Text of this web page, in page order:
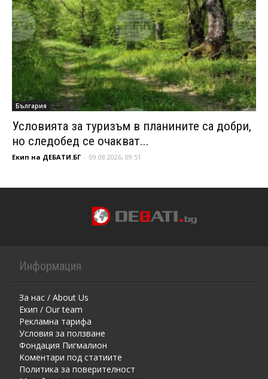
България
Условията за туризъм в планините са добри,
но следобед се очакват...
Екип на ДЕБАТИ.БГ - 09.08.2026, 09:51
Информация
За нас / About Us
Екип / Our team
Рекламна тарифа
Условия за ползване
Фондация Пигмалион
Kоментaри под статиите
Политика за поверителност